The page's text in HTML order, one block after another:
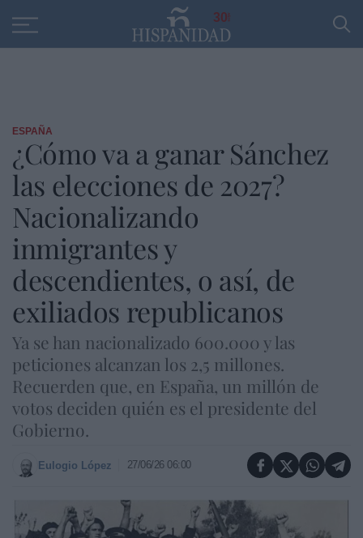
30
ESPAÑA
¿Cómo va a ganar Sánchez
las elecciones de 2027?
Nacionalizando
inmigrantes y
descendientes, o así, de
exiliados republicanos
Ya se han nacionalizado 600.000 y las
peticiones alcanzan los 2,5 millones.
Recuerden que, en España, un millón de
votos deciden quién es el presidente del
Gobierno.
Eulogio López 27/06/26 06:00